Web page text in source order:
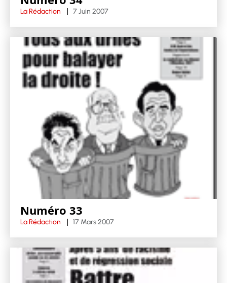
La Rédaction 7 Juin 2007
Numéro 33
La Rédaction 17 Mars 2007